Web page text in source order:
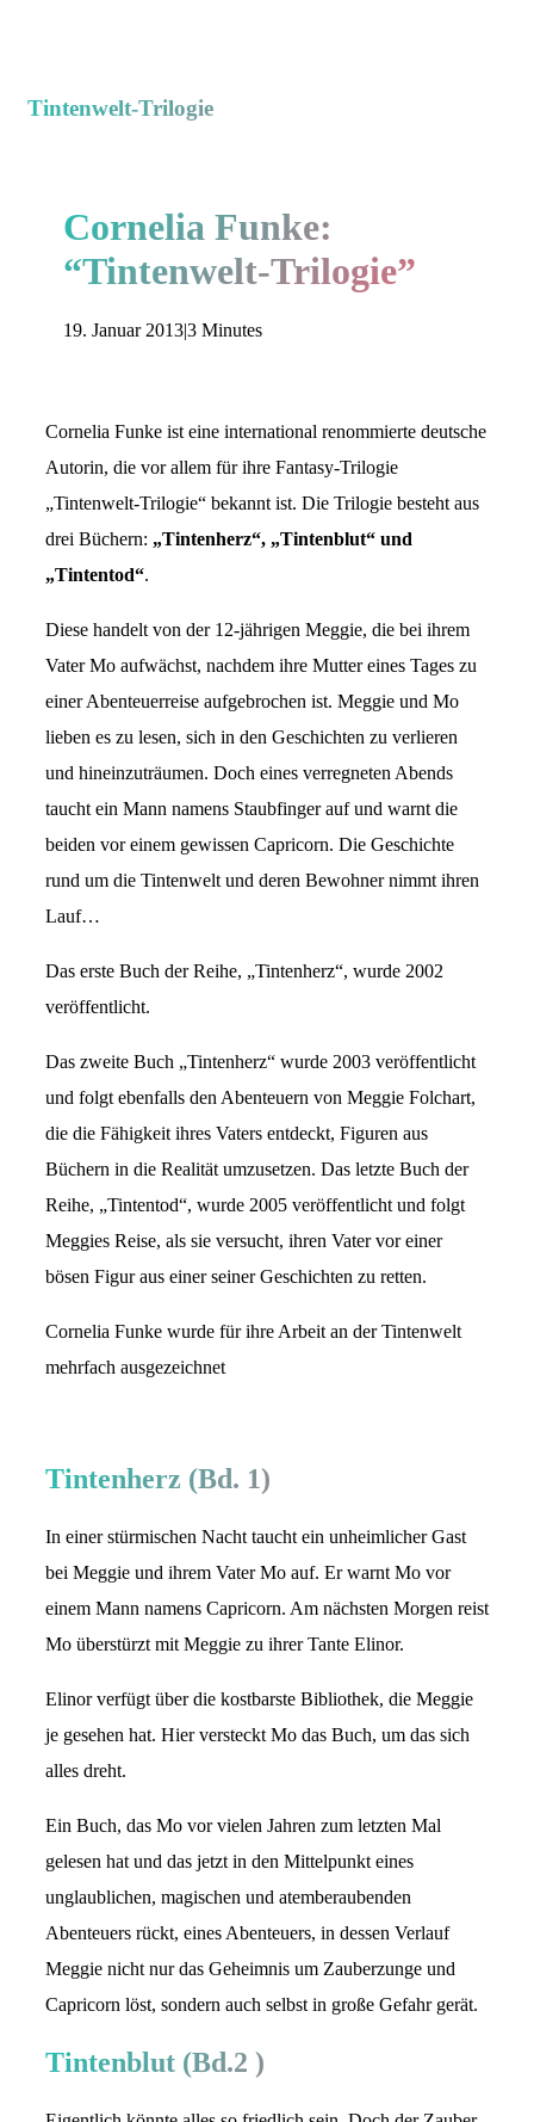
Tintenwelt-Trilogie
Cornelia Funke:
“Tintenwelt-Trilogie”
19. Januar 2013|3 Minutes
Cornelia Funke ist eine international renommierte deutsche
Autorin, die vor allem für ihre Fantasy-Trilogie
„Tintenwelt-Trilogie“ bekannt ist. Die Trilogie besteht aus
drei Büchern: „Tintenherz“, „Tintenblut“ und
„Tintentod“.
Diese handelt von der 12-jährigen Meggie, die bei ihrem
Vater Mo aufwächst, nachdem ihre Mutter eines Tages zu
einer Abenteuerreise aufgebrochen ist. Meggie und Mo
lieben es zu lesen, sich in den Geschichten zu verlieren
und hineinzuträumen. Doch eines verregneten Abends
taucht ein Mann namens Staubfinger auf und warnt die
beiden vor einem gewissen Capricorn. Die Geschichte
rund um die Tintenwelt und deren Bewohner nimmt ihren
Lauf…
Das erste Buch der Reihe, „Tintenherz“, wurde 2002
veröffentlicht.
Das zweite Buch „Tintenherz“ wurde 2003 veröffentlicht
und folgt ebenfalls den Abenteuern von Meggie Folchart,
die die Fähigkeit ihres Vaters entdeckt, Figuren aus
Büchern in die Realität umzusetzen. Das letzte Buch der
Reihe, „Tintentod“, wurde 2005 veröffentlicht und folgt
Meggies Reise, als sie versucht, ihren Vater vor einer
bösen Figur aus einer seiner Geschichten zu retten.
Cornelia Funke wurde für ihre Arbeit an der Tintenwelt
mehrfach ausgezeichnet
Tintenherz (Bd. 1)
In einer stürmischen Nacht taucht ein unheimlicher Gast
bei Meggie und ihrem Vater Mo auf. Er warnt Mo vor
einem Mann namens Capricorn. Am nächsten Morgen reist
Mo überstürzt mit Meggie zu ihrer Tante Elinor.
Elinor verfügt über die kostbarste Bibliothek, die Meggie
je gesehen hat. Hier versteckt Mo das Buch, um das sich
alles dreht.
Ein Buch, das Mo vor vielen Jahren zum letzten Mal
gelesen hat und das jetzt in den Mittelpunkt eines
unglaublichen, magischen und atemberaubenden
Abenteuers rückt, eines Abenteuers, in dessen Verlauf
Meggie nicht nur das Geheimnis um Zauberzunge und
Capricorn löst, sondern auch selbst in große Gefahr gerät.
Tintenblut (Bd.2 )